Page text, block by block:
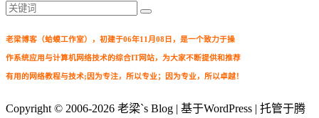
老梁博客（蛤蟆工作室），初建于06年11月08日，是一个致力于操
作系统应用与计算机网络技术的综合IT网站，为大家不断提供和推荐
有用的网络教程与技术;因为专注，所以专业；因为专业，所以卓越！
Copyright © 2006-2026 老梁`s Blog | 基于WordPress | 托管于腾